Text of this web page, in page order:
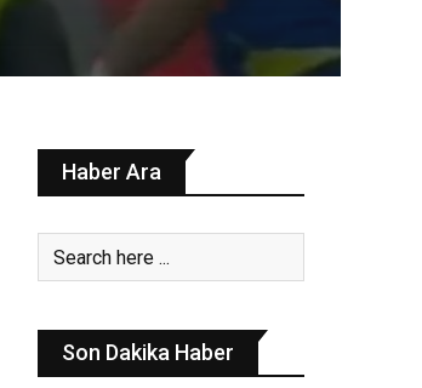
Haber Ara
Son Dakika Haber